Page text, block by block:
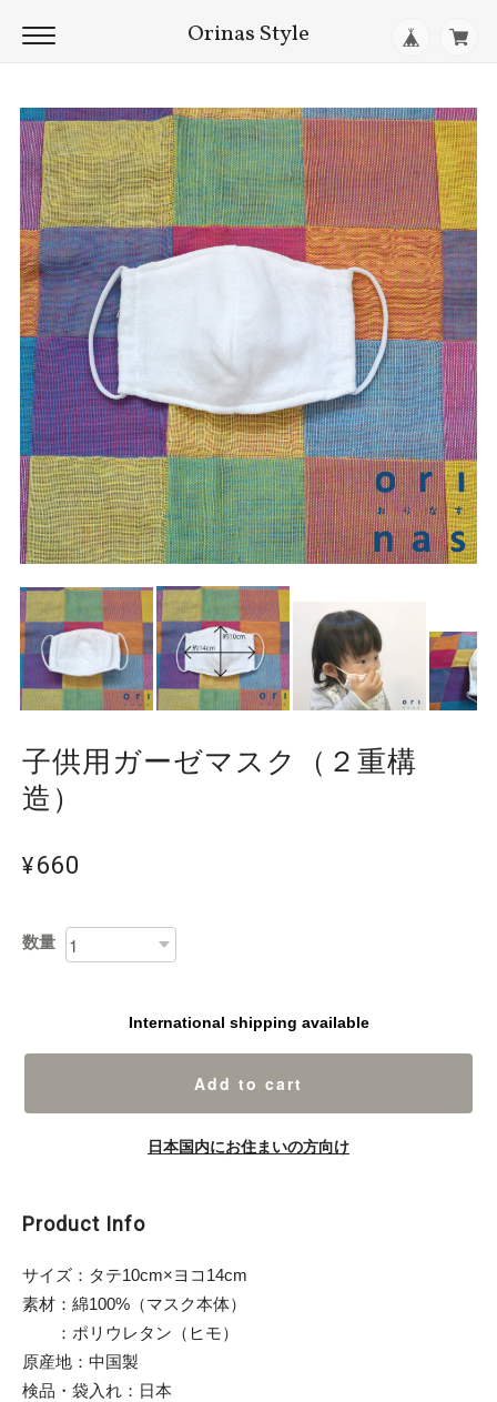
Orinas Style
子供用ガーゼマスク（２重構
造）
¥660
数量
International shipping available
Add to cart
日本国内にお住まいの方向け
Product Info
サイズ：タテ10cm×ヨコ14cm
素材：綿100%（マスク本体）
：ポリウレタン（ヒモ）
原産地：中国製
検品・袋入れ：日本